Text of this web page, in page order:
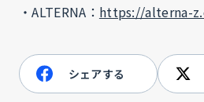
・ALTERNA： https://alterna-
シェアする